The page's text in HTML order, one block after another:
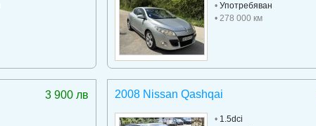
•Употребяван
• 278 000 км
3 900 лв 2008 Nissan Qashqai
•1.5dci